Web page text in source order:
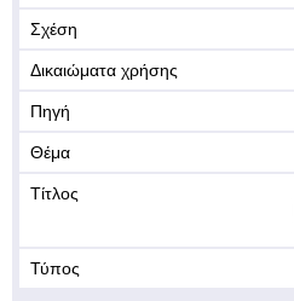
Σχέση
Δικαιώματα χρήσης
Πηγή
Θέμα
Τίτλος
Τύπος